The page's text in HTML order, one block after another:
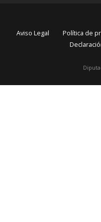
Aviso Legal Política de